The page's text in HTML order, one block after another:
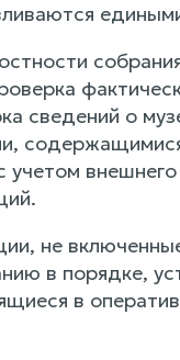
сведений о
не
в порядке,
в